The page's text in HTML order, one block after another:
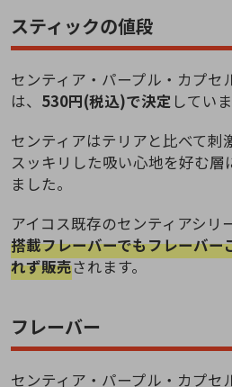
スティックの値段
センティア・パープル・カプセ
は、 530円(税込)で決定 していま
センティアはテリアと比べて刺
スッキリした吸い心地を好む層
ました。
アイコス既存のセンティアシリ
搭載フレーバーでもフレーバー
れず販売されます。
フレーバー
センティア・パープル・カプセ